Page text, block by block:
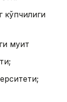
кўпчилиги
муҳит